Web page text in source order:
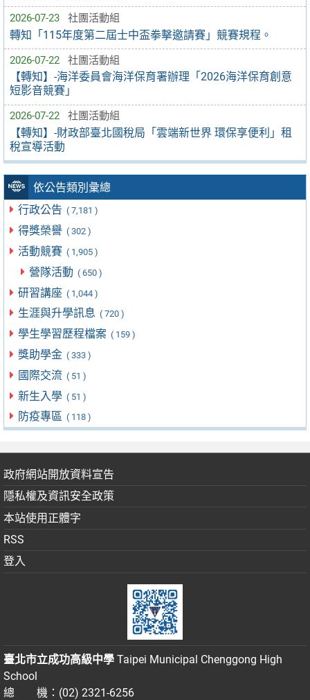
2026-07-23 社團活動組
轉知「115年度第二屆士中盃拳擊邀請賽」競賽規程。
2026-07-22 社團活動組
【轉知】-海洋委員會海洋保育署辦理「2026海洋保育創意
短影音競賽」
2026-07-22 社團活動組
【轉知】-財政部臺北國稅局「雲端新世界 環保享便利」租
稅宣導活動
依公告類別彙總
行政公告 ( 7,181 )
得獎榮譽 ( 302 )
活動競賽 ( 1,905 )
營隊活動 ( 650 )
研習講座 ( 1,044 )
生涯與升學訊息 ( 720 )
學生學習歷程檔案 ( 159 )
獎助學金 ( 333 )
國際交流 ( 51 )
新生入學 ( 51 )
防疫專區 ( 118 )
政府網站開放資料宣告
隱私權及資訊安全政策
本站使用正體字
RSS
登入
臺北市立成功高級中學 Taipei Municipal Chenggong High
School
總 機：(02) 2321-6256